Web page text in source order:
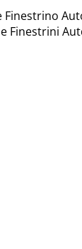
Finestrini